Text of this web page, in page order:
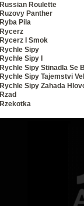
Russian Roulette
Ruzovy Panther
Ryba Pila
Rycerz
Rycerz I Smok
Rychle Sipy
Rychle Sipy I
Rychle Sipy Stinadla Se
Rychle Sipy Tajemstvi
Rychle Sipy Zahada
Rzad
Rzekotka